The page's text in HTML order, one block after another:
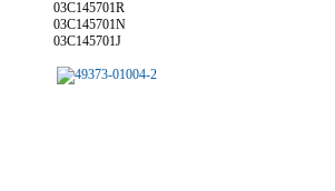
03C145701R
03C145701N
03C145701J